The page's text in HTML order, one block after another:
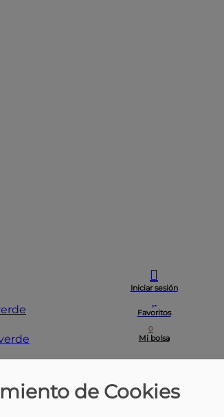
Iniciar sesión
Favoritos
0
Mi bolsa
de Cookies